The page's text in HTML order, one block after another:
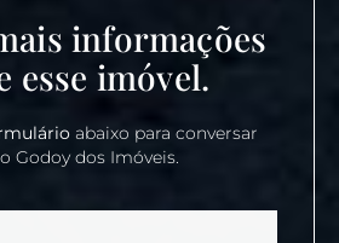
informações
esse imóvel.
abaixo para conversar
Godoy dos Imóveis.